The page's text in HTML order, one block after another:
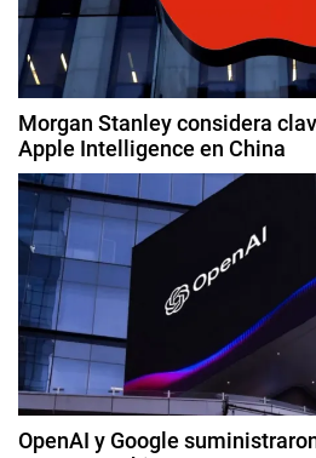
Morgan Stanley considera
Apple Intelligence en China
OpenAI y Google